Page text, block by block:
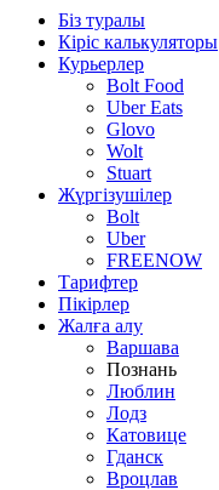
Біз туралы
Кіріс калькуляторы
Курьерлер
Bolt Food
Uber Eats
Glovo
Wolt
Stuart
Жүргізушілер
Bolt
Uber
FREENOW
Тарифтер
Пікірлер
Жалға алу
Варшава
Познань
Люблин
Лодз
Катовице
Гданск
Вроцлав